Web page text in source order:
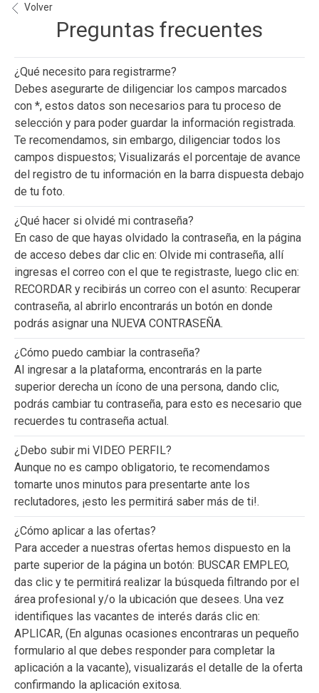
Volver
Preguntas frecuentes
¿Qué necesito para registrarme?
Debes asegurarte de diligenciar los campos marcados
con *, estos datos son necesarios para tu proceso de
selección y para poder guardar la información registrada.
Te recomendamos, sin embargo, diligenciar todos los
campos dispuestos; Visualizarás el porcentaje de avance
del registro de tu información en la barra dispuesta debajo
de tu foto.
¿Qué hacer si olvidé mi contraseña?
En caso de que hayas olvidado la contraseña, en la página
de acceso debes dar clic en: Olvide mi contraseña, allí
ingresas el correo con el que te registraste, luego clic en:
RECORDAR y recibirás un correo con el asunto: Recuperar
contraseña, al abrirlo encontrarás un botón en donde
podrás asignar una NUEVA CONTRASEÑA.
¿Cómo puedo cambiar la contraseña?
Al ingresar a la plataforma, encontrarás en la parte
superior derecha un ícono de una persona, dando clic,
podrás cambiar tu contraseña, para esto es necesario que
recuerdes tu contraseña actual.
¿Debo subir mi VIDEO PERFIL?
Aunque no es campo obligatorio, te recomendamos
tomarte unos minutos para presentarte ante los
reclutadores, ¡esto les permitirá saber más de ti!.
¿Cómo aplicar a las ofertas?
Para acceder a nuestras ofertas hemos dispuesto en la
parte superior de la página un botón: BUSCAR EMPLEO,
das clic y te permitirá realizar la búsqueda filtrando por el
área profesional y/o la ubicación que desees. Una vez
identifiques las vacantes de interés darás clic en:
APLICAR, (En algunas ocasiones encontraras un pequeño
formulario al que debes responder para completar la
aplicación a la vacante), visualizarás el detalle de la oferta
confirmando la aplicación exitosa.